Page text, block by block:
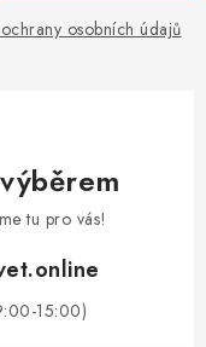
osobních údajů
tu pro vás!
15:00)